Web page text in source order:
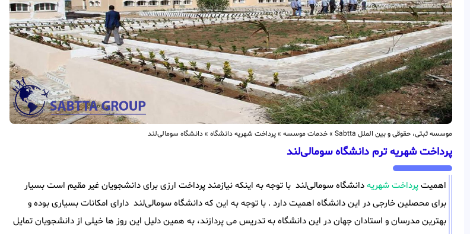
موسسه ثبتی، حقوقی و بین الملل Sabtta »خدمات موسسه »پرداخت شهریه دانشگاه »دانشگاه سومالی‌لند
پرداخت شهریه ترم دانشگاه سومالی‌لند
اهمیتپرداخت شهریهدانشگاه سومالی‌لند با توجه به اینکه نیازمند پرداخت ارزی برای دانشجویان غیر مقیم است بسیار
برای محصلین خارجی در این دانشگاه اهمیت دارد . با توجه به این که دانشگاه سومالی‌لند دارای امکانات بسیاری بوده و
بهترین مدرسان و استادان جهان در این دانشگاه به تدریس می پردازند، به همین دلیل این روز ها خیلی از دانشجویان تمایل